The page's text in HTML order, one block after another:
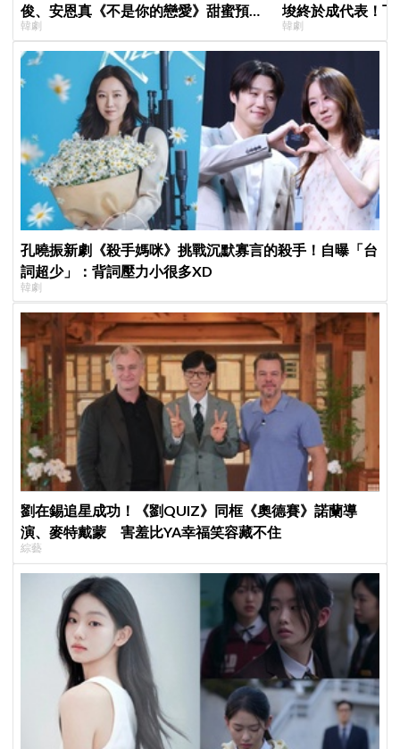
俊、安恩真《不是你的戀愛》甜蜜預告
公開，網友直呼：太期待了！
韓劇
埈終於成代表！
現成最大伏筆
韓劇
孔曉振新劇《殺手媽咪》挑戰沉默寡言的殺手！自曝「台
詞超少」：背詞壓力小很多XD
韓劇
劉在錫追星成功！《劉QUIZ》同框《奧德賽》諾蘭導
演、麥特戴蒙 害羞比YA幸福笑容藏不住
綜藝